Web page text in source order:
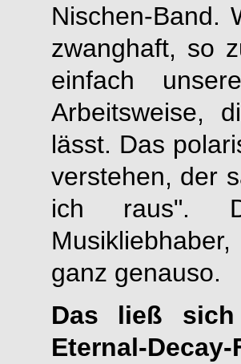
Nischen-Band.
zwanghaft, so
einfach
Arbeitsweise,
lässt. Das
verstehen, der
ich raus".
ganz genauso.
Das ließ
Eternal-